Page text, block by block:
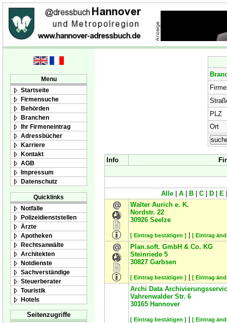
Menu
Startseite
Firmensuche
Behörden
Branchen
Ihr Firmeneintrag
Adressbücher
Karriere
Kontakt
AGB
Impressum
Datenschutz
Quicklinks
Notfälle
Polizeidienststellen
Ärzte
Apotheken
Rechtsanwälte
Architekten
Notdienste
Sachverständige
Steuerberater
Touristik
Hotels
Seitenzugriffe
PLZ
Ort
Info
Alle A B C D E
Walter Aurich e. K.
Nordstr. 22
30926 Seelze
[ Eintrag bestätigen ] [ Eintrag
Plan.soft. GmbH & Co. KG
Steinriede 5
30827 Garbsen
[ Eintrag bestätigen ] [ Eintrag
Archi Data
Vahrenwalder Str. 6
30165 Hannover
[ Eintrag bestätigen ] [ Eintrag